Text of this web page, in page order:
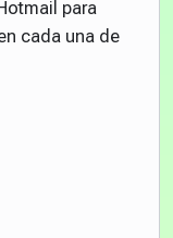
para
cada una de